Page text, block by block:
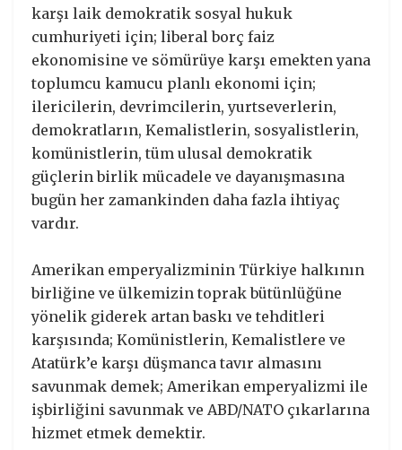
karşı laik demokratik sosyal hukuk
cumhuriyeti için; liberal borç faiz
ekonomisine ve sömürüye karşı emekten yana
toplumcu kamucu planlı ekonomi için;
ilericilerin, devrimcilerin, yurtseverlerin,
demokratların, Kemalistlerin, sosyalistlerin,
komünistlerin, tüm ulusal demokratik
güçlerin birlik mücadele ve dayanışmasına
bugün her zamankinden daha fazla ihtiyaç
vardır.
Amerikan emperyalizminin Türkiye halkının
birliğine ve ülkemizin toprak bütünlüğüne
yönelik giderek artan baskı ve tehditleri
karşısında; Komünistlerin, Kemalistlere ve
Atatürk’e karşı düşmanca tavır almasını
savunmak demek; Amerikan emperyalizmi ile
işbirliğini savunmak ve ABD/NATO çıkarlarına
hizmet etmek demektir.